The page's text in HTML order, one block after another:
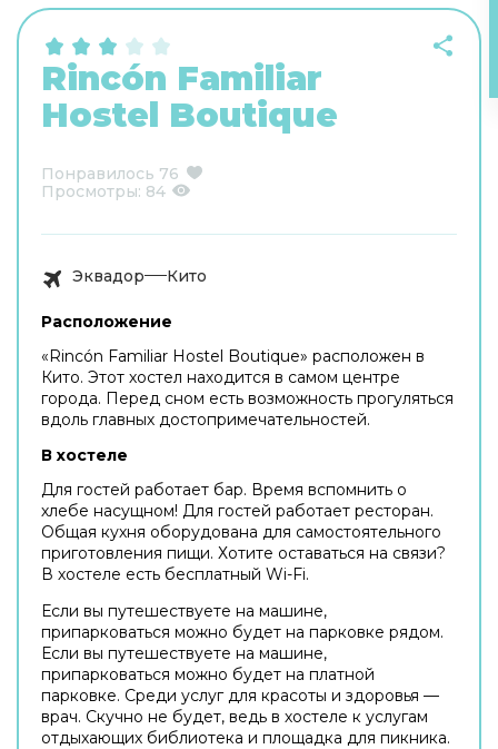
Rincón Familiar
Hostel Boutique
Понравилось 76
Просмотры: 84
Эквадор Кито
Расположение
«Rincón Familiar Hostel Boutique» расположен в
Кито. Этот хостел находится в самом центре
города. Перед сном есть возможность прогуляться
вдоль главных достопримечательностей.
В хостеле
Для гостей работает бар. Время вспомнить о
хлебе насущном! Для гостей работает ресторан.
Общая кухня оборудована для самостоятельного
приготовления пищи. Хотите оставаться на связи?
В хостеле есть бесплатный Wi-Fi.
Если вы путешествуете на машине,
припарковаться можно будет на парковке рядом.
Если вы путешествуете на машине,
припарковаться можно будет на платной
парковке. Среди услуг для красоты и здоровья —
врач. Скучно не будет, ведь в хостеле к услугам
отдыхающих библиотека и площадка для пикника.